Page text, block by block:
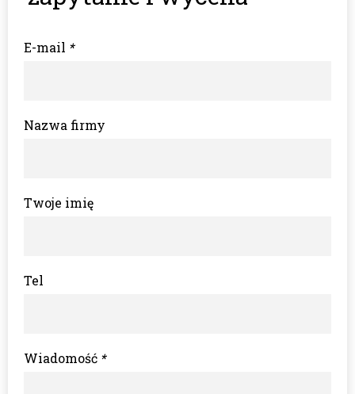
*
E-mail
Nazwa firmy
Twoje imię
Tel
*
Wiadomość